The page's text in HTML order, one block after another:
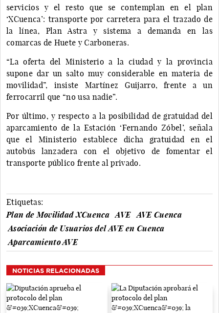
servicios y el resto que se contemplan en el plan
‘XCuenca’: transporte por carretera para el trazado de
la línea, Plan Astra y sistema a demanda en las
comarcas de Huete y Carboneras.
“La oferta del Ministerio a la ciudad y la provincia
supone dar un salto muy considerable en materia de
movilidad”, insiste Martínez Guijarro, frente a un
ferrocarril que “no usa nadie”.
Por último, y respecto a la posibilidad de gratuidad del
aparcamiento de la Estación ‘Fernando Zóbel’, señala
que el Ministerio establece dicha gratuidad en el
autobús lanzadera con el objetivo de fomentar el
transporte público frente al privado.
Etiquetas:
Plan de Movilidad XCuenca
AVE
AVE Cuenca
Asociación de Usuarios del AVE en Cuenca
Aparcamiento AVE
NOTICIAS RELACIONADAS